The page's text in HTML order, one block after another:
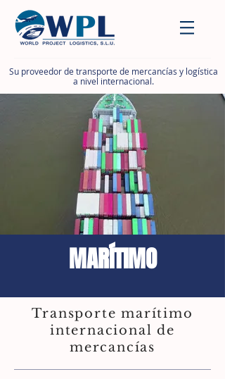
Su proveedor de transporte de mercancías y logística
a nivel internacional.
MARÍTIMO
Transporte marítimo
internacional de
mercancías